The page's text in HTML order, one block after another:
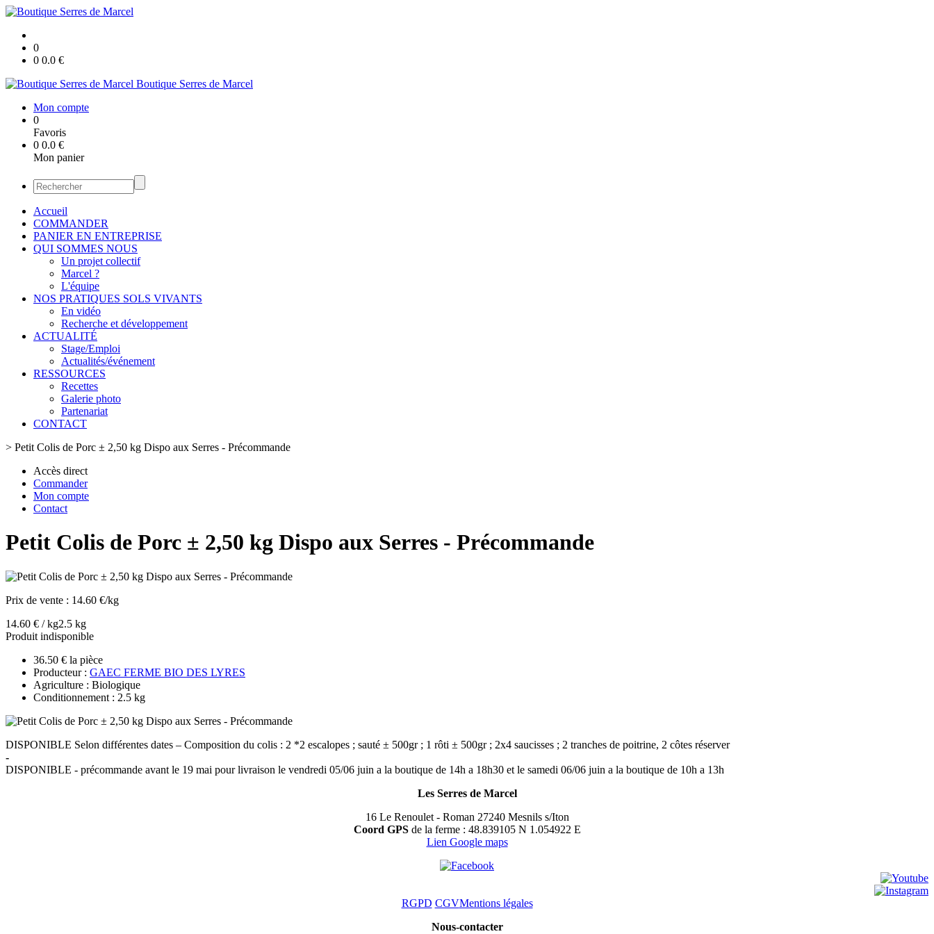
0
0 0.0 €
Boutique Serres de Marcel
Mon compte
0
Favoris
0 0.0 €
Mon panier
Accueil
COMMANDER
PANIER EN ENTREPRISE
QUI SOMMES NOUS
Un projet collectif
Marcel ?
L'équipe
NOS PRATIQUES SOLS VIVANTS
En vidéo
Recherche et développement
ACTUALITÉ
Stage/Emploi
Actualités/événement
RESSOURCES
Recettes
Galerie photo
Partenariat
CONTACT
> Petit Colis de Porc ± 2,50 kg Dispo aux Serres - Précommande
Accès direct
Commander
Mon compte
Contact
Petit Colis de Porc ± 2,50 kg Dispo aux Serres - Précommande
Prix de vente : 14.60 €/kg
14.60 € / kg2.5 kg
Produit indisponible
36.50 € la pièce
Producteur : GAEC FERME BIO DES LYRES
Agriculture : Biologique
Conditionnement : 2.5 kg
DISPONIBLE Selon différentes dates – Composition du colis : 2 *2 escalopes ; sauté ± 500gr ; 1 rôti ± 500gr ; 2x4 saucisses ; 2 tranches de poitrine, 2 côtes réserver
-
DISPONIBLE - précommande avant le 19 mai pour livraison le vendredi 05/06 juin a la boutique de 14h a 18h30 et le samedi 06/06 juin a la boutique de 10h a 13h
Les Serres de Marcel
16 Le Renoulet - Roman 27240 Mesnils s/Iton
Coord GPSde la ferme : 48.839105 N 1.054922 E
Lien Google maps
RGPD CGVMentions légales
Nous-contacter